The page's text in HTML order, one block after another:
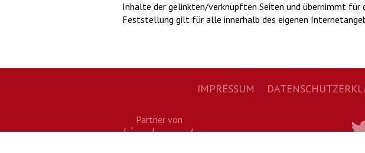
Inhalte der gelinkten/verknüpften Seiten und übernimmt
Feststellung gilt für alle innerhalb des eigenen
IMPRESSUM
Partner von